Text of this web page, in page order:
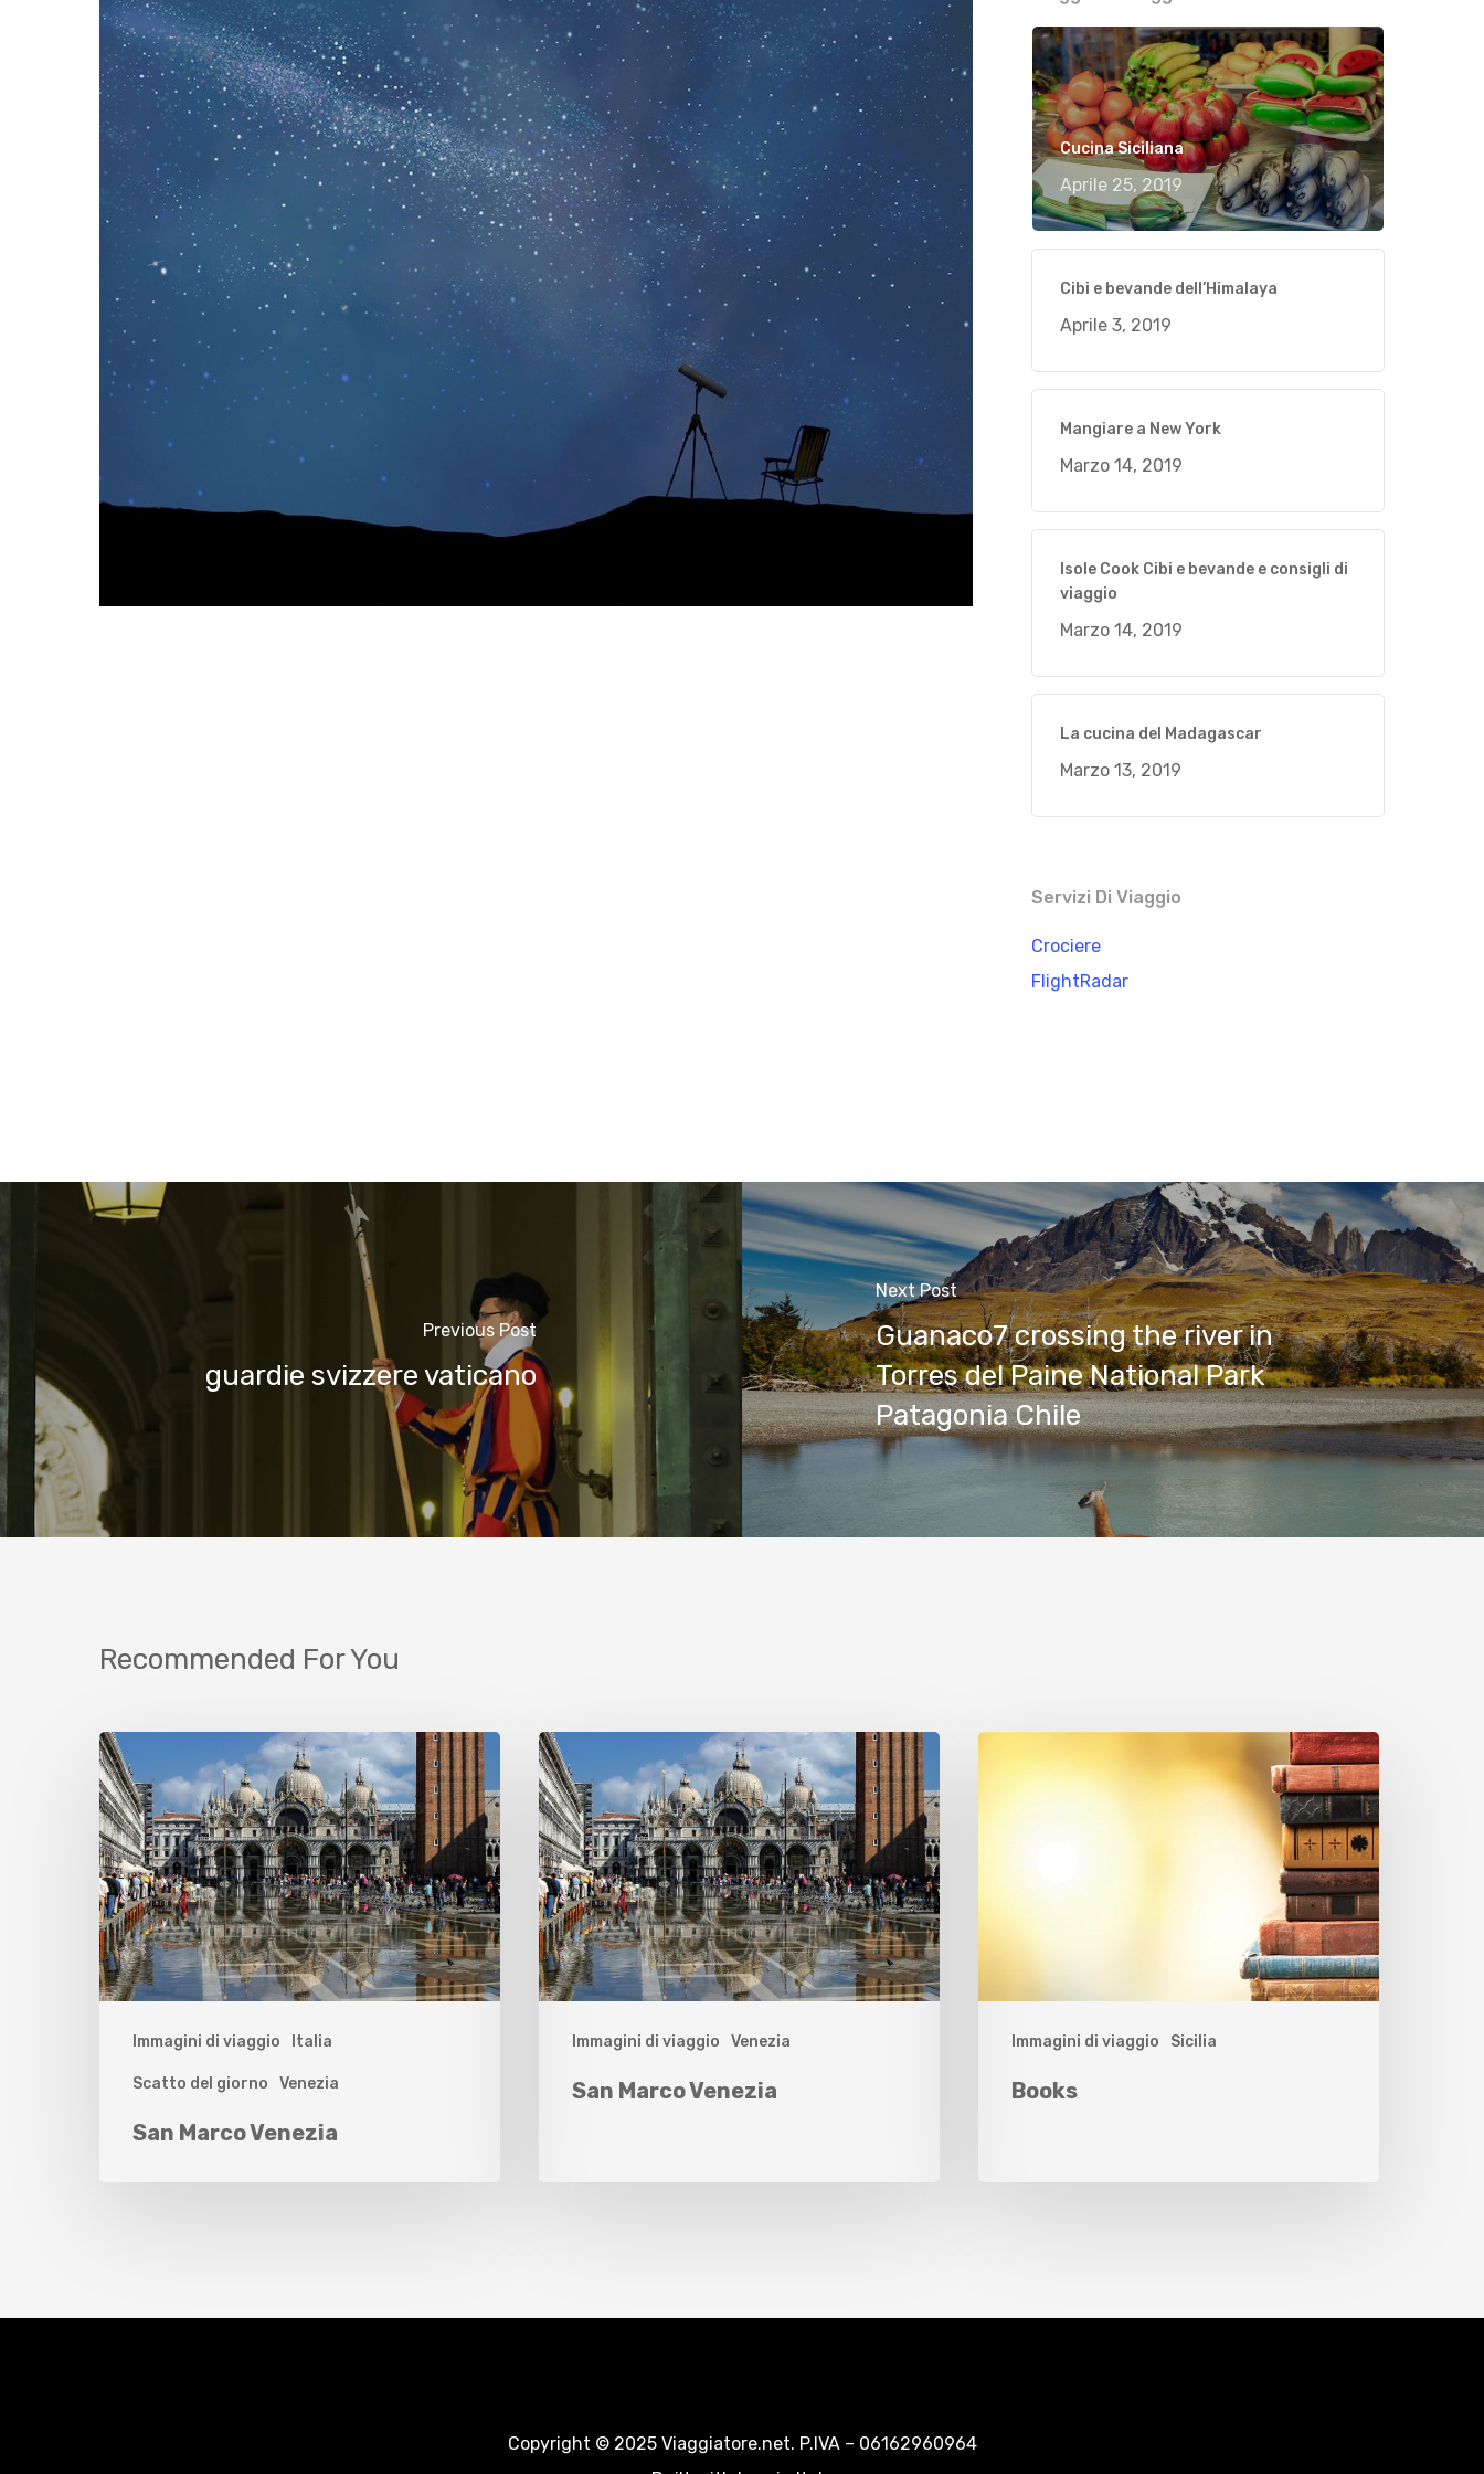
Hit enter to search or ESC to close
Cucina Siciliana
Aprile 25, 2019
Cibi e bevande dell’Himalaya
Aprile 3, 2019
Mangiare a New York
Marzo 14, 2019
Isole Cook Cibi e bevande e consigli di
viaggio
Marzo 14, 2019
La cucina del Madagascar
Marzo 13, 2019
Servizi Di Viaggio
Crociere
FlightRadar
Previous Post
guardie svizzere vaticano
Next Post
Guanaco7 crossing the river in
Torres del Paine National Park
Patagonia Chile
Recommended For You
Immagini di viaggio Italia
Scatto del giorno Venezia
San Marco Venezia
Immagini di viaggio Venezia
San Marco Venezia
Immagini di viaggio Sicilia
Books
Copyright © 2025 Viaggiatore.net. P.IVA – 06162960964